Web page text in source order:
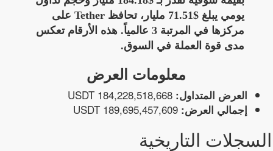
يومي يبلغ $71.51 مليار، تحافظ Tether على
مركزها في المرتبة 3 عالمياً. هذه الأرقام تعكس
مدى قوة العملة في السوق.
معلومات العرض
العرض المتداول: 184,228,518,668 USDT
إجمالي العرض: 189,695,457,609 USDT
السجلات التاريخية